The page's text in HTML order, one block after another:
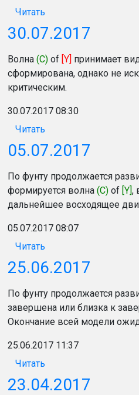
Читать
30.07.2017
Волна (С) of [Y] принимает
сформирована, однако не
критическим.
30.07.2017 08:30
Читать
05.07.2017
По фунту продолжается
формируется волна (С) of [Y],
дальнейшее восходящее
05.07.2017 08:07
Читать
25.06.2017
По фунту продолжается
завершена или близка к
Окончание всей модели
25.06.2017 11:37
Читать
23.04.2017